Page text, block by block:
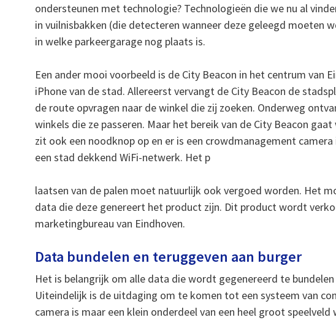
ondersteunen met technologie? Technologieën die we nu al
in vuilnisbakken (die detecteren wanneer deze geleegd moeten
in welke parkeergarage nog plaats is.
Een ander mooi voorbeeld is de City Beacon in het centrum van
iPhone van de stad. Allereerst vervangt de City Beacon de
de route opvragen naar de winkel die zij zoeken. Onderweg
winkels die ze passeren. Maar het bereik van de City Beacon
zit ook een noodknop op en er is een crowdmanagement
een stad dekkend WiFi-netwerk. Het p
laatsen van de palen moet natuurlijk ook vergoed worden. Het
data die deze genereert het product zijn. Dit product wordt
marketingbureau van Eindhoven.
Data bundelen en teruggeven aan burger
Het is belangrijk om alle data die wordt gegenereerd te
Uiteindelijk is de uitdaging om te komen tot een systeem van
camera is maar een klein onderdeel van een heel groot